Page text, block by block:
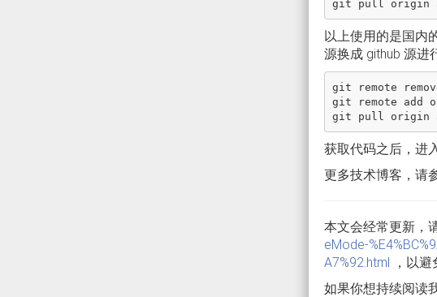
以上使用的是国内
源换成 github 源进
git remote
git remote add
获取代码之后，进
更多技术博客，请
本文会经常更新，
eMode-
A7%92.html ，以
如果你想持续阅读